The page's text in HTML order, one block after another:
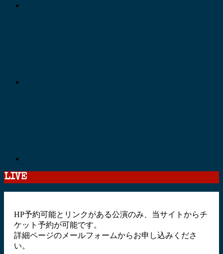
LIVE
HP予約可能とリンクがある公演のみ、当サイトからチ
ケット予約が可能です。
詳細ページのメールフォームからお申し込みくださ
い。